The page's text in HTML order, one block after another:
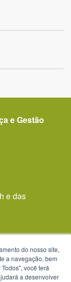
e Gestão
e das
do nosso site,
a navegação, bem
você terá
a desenvolver